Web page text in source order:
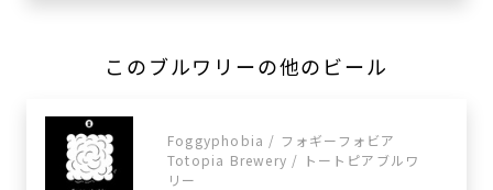
このブルワリーの他のビール
Foggyphobia / フォギーフォビア
Totopia Brewery / トートピアブルワ
リー